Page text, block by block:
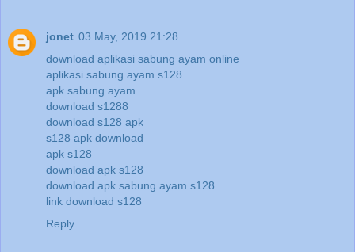
jonet 03 May, 2019 21:28
download aplikasi sabung ayam online
aplikasi sabung ayam s128
apk sabung ayam
download s1288
download s128 apk
s128 apk download
apk s128
download apk s128
download apk sabung ayam s128
link download s128
Reply